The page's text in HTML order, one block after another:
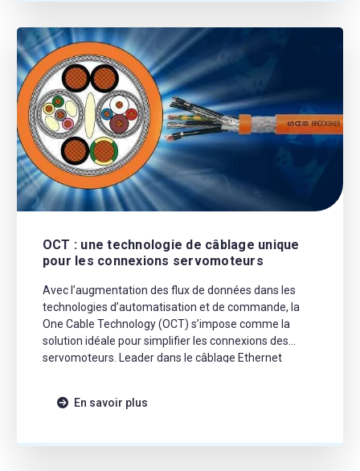
OCT : une technologie de câblage unique
pour les connexions servomoteurs
Avec l’augmentation des flux de données dans les
technologies d’automatisation et de commande, la
One Cable Technology (OCT) s’impose comme la
solution idéale pour simplifier les connexions des
servomoteurs. Leader dans le câblage Ethernet
pour répondre à cette demande croissante. Les câbles
En savoir plus